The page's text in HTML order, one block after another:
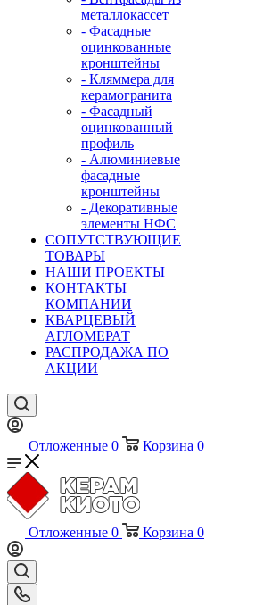
металлокассет
- Фасадные
оцинкованные
кронштейны
- Кляммера для
керамогранита
- Фасадный
оцинкованный
профиль
- Алюминиевые
фасадные
кронштейны
- Декоративные
элементы НФС
СОПУТСТВУЮЩИЕ
ТОВАРЫ
НАШИ ПРОЕКТЫ
КОНТАКТЫ
КОМПАНИИ
КВАРЦЕВЫЙ
АГЛОМЕРАТ
РАСПРОДАЖА ПО
АКЦИИ
Отложенные 0 Корзина 0
Отложенные 0 Корзина 0